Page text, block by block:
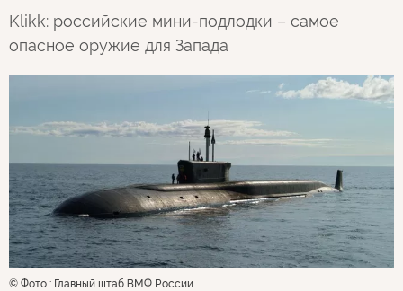
Klikk: российские мини-подлодки – самое
опасное оружие для Запада
© Фото : Главный штаб ВМФ России